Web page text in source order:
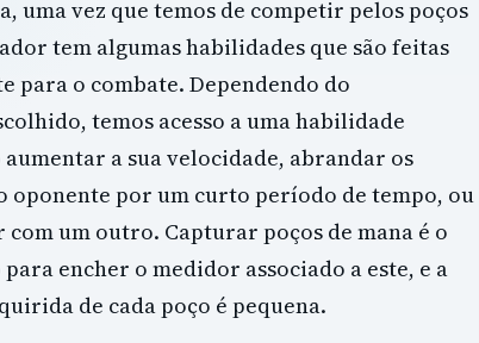
uma vez que temos de competir pelos poços
tem algumas habilidades que são feitas
para o combate. Dependendo do
temos acesso a uma habilidade
aumentar a sua velocidade, abrandar os
oponente por um curto período de tempo, ou
um outro. Capturar poços de mana é o
encher o medidor associado a este, e a
de cada poço é pequena.